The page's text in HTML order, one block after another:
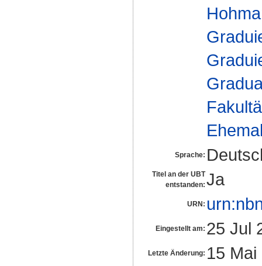
Sprache:
Titel an der UBT
entstanden: Ja
URN:
Eingestellt am: 25 Jul
Letzte Änderung: 15